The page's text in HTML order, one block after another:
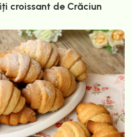
croissant de Crăciun